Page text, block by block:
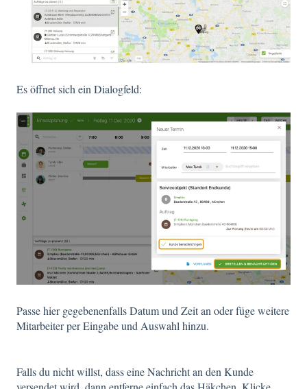
Es öffnet sich ein Dialogfeld:
Passe hier gegebenenfalls Datum und Zeit an oder füge weitere
Mitarbeiter per Eingabe und Auswahl hinzu.
Falls du nicht willst, dass eine Nachricht an den Kunde